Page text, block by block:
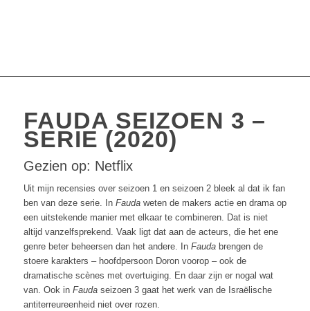
FAUDA SEIZOEN 3 –
SERIE (2020)
Gezien op: Netflix
Uit mijn recensies over seizoen 1 en seizoen 2 bleek al dat ik fan
ben van deze serie. In Faudaweten de makers actie en drama op
een uitstekende manier met elkaar te combineren. Dat is niet
altijd vanzelfsprekend. Vaak ligt dat aan de acteurs, die het ene
genre beter beheersen dan het andere. In Faudabrengen de
stoere karakters – hoofdpersoon Doron voorop – ook de
dramatische scènes met overtuiging. En daar zijn er nogal wat
van. Ook in Faudaseizoen 3 gaat het werk van de Israëlische
antiterreureenheid niet over rozen.